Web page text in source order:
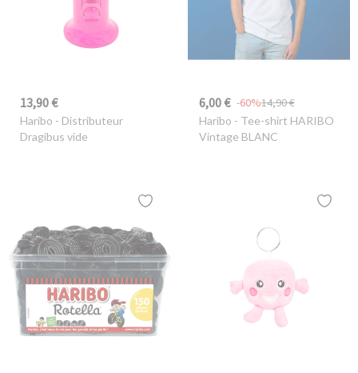
13,90 €
Haribo - Distributeur
Dragibus vide
6,00 € 14,90 €
-60%
Haribo - Tee-shirt HARIBO
Vintage BLANC